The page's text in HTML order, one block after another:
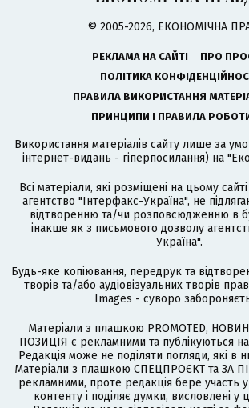
© 2005-2026, ЕКОНОМІЧНА
РЕКЛАМА НА САЙТІ
ПРО
ПОЛІТИКА
ПРАВИЛА ВИКОРИСТАННЯ
ПРИНЦИПИ І ПРАВИЛА
Використання матеріалів сайту лише за
інтернет-видань - гіперпосилання) на
Всі матеріали, які розміщені на цьому
агентство "Інтерфакс-Україна", не
відтворенню та/чи розповсюдженню в
інакше як з письмового дозволу
Україна".
Будь-яке копіювання, передрук та
творів та/або аудіовізуальних творів
Images - суворо
Матеріали з плашкою PROMOTED,
ПОЗИЦІЯ є рекламними та публікуються
Редакція може не поділяти погляди, які в
Матеріали з плашкою СПЕЦПРОЄКТ та ЗА
рекламними, проте редакція бере участь у
контенту і поділяє думки, висловлені у